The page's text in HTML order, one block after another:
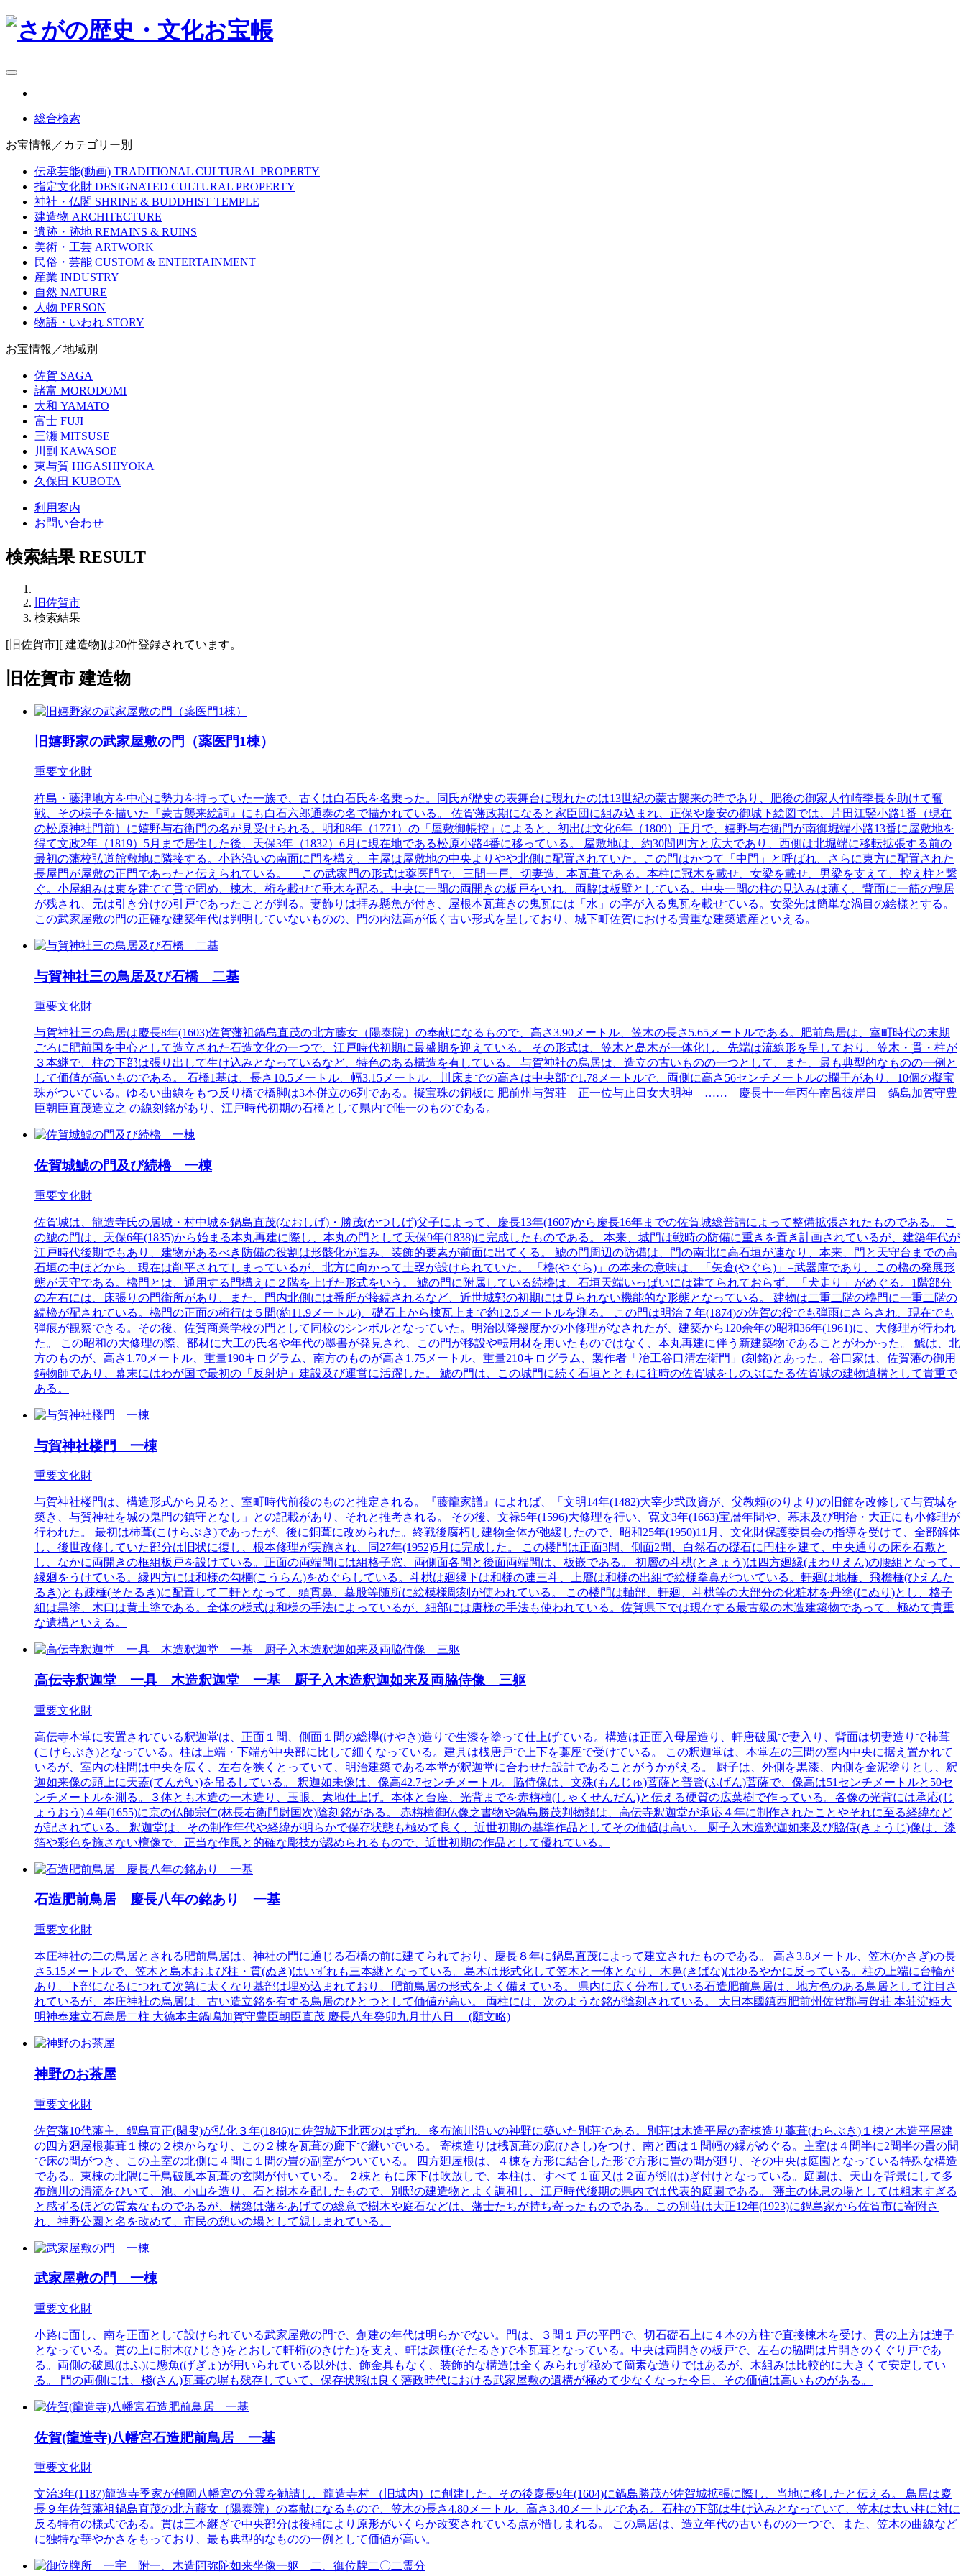
総合検索
お宝情報／カテゴリー別
伝承芸能(動画) TRADITIONAL CULTURAL PROPERTY
指定文化財 DESIGNATED CULTURAL PROPERTY
神社・仏閣 SHRINE & BUDDHIST TEMPLE
建造物 ARCHITECTURE
遺跡・跡地 REMAINS & RUINS
美術・工芸 ARTWORK
民俗・芸能 CUSTOM & ENTERTAINMENT
産業 INDUSTRY
自然 NATURE
人物 PERSON
物語・いわれ STORY
お宝情報／地域別
佐賀 SAGA
諸富 MORODOMI
大和 YAMATO
富士 FUJI
三瀬 MITSUSE
川副 KAWASOE
東与賀 HIGASHIYOKA
久保田 KUBOTA
利用案内
お問い合わせ
検索結果 RESULT
旧佐賀市
検索結果
[旧佐賀市][ 建造物]は20件登録されています。
旧佐賀市 建造物
旧嬉野家の武家屋敷の門（薬医門1棟）
重要文化財
杵島・藤津地方を中心に勢力を持っていた一族で、古くは白石氏を名乗った。同氏が歴史の表舞台に現れたのは13世紀の蒙古襲来の時であり、肥後の御家人竹崎季長を助けて奮
戦、その様子を描いた『蒙古襲来絵詞』にも白石六郎通泰の名で描かれている。 佐賀藩政期になると家臣団に組み込まれ、正保や慶安の御城下絵図では、片田江竪小路1番（現在
の松原神社門前）に嬉野与右衛門の名が見受けられる。明和8年（1771）の「屋敷御帳控」によると、初出は文化6年（1809）正月で、嬉野与右衛門が南御堀端小路13番に屋敷地を
得て文政2年（1819）5月まで居住した後、天保3年（1832）6月に現在地である松原小路4番に移っている。 屋敷地は、約30間四方と広大であり、西側は北堀端に移転拡張する前の
最初の藩校弘道館敷地に隣接する。小路沿いの南面に門を構え、主屋は屋敷地の中央よりやや北側に配置されていた。この門はかつて「中門」と呼ばれ、さらに東方に配置された
長屋門が屋敷の正門であったと伝えられている。 この武家門の形式は薬医門で、三間一戸、切妻造、本瓦葺である。本柱に冠木を載せ、女梁を載せ、男梁を支えて、控え柱と繋
ぐ。小屋組みは束を建てて貫で固め、棟木、桁を載せて垂木を配る。中央に一間の両開きの板戸をいれ、両脇は板壁としている。中央一間の柱の見込みは薄く、背面に一筋の鴨居
が残され、元は引き分けの引戸であったことが判る。妻飾りは拝み懸魚が付き、屋根本瓦葺きの鬼瓦には「水」の字が入る鬼瓦を載せている。女梁先は簡単な渦目の絵様とする。
この武家屋敷の門の正確な建築年代は判明していないものの、門の内法高が低く古い形式を呈しており、城下町佐賀における貴重な建築遺産といえる。
与賀神社三の鳥居及び石橋 二基
重要文化財
与賀神社三の鳥居は慶長8年(1603)佐賀藩祖鍋島直茂の北方藤女（陽泰院）の奉献になるもので、高さ3.90メートル、笠木の長さ5.65メートルである。肥前鳥居は、室町時代の末期
ごろに肥前国を中心として造立された石造文化の一つで、江戸時代初期に最盛期を迎えている。 その形式は、笠木と島木が一体化し、先端は流線形を呈しており、笠木・貫・柱が
３本継で、柱の下部は張り出して生け込みとなっているなど、特色のある構造を有している。 与賀神社の烏居は、造立の古いものの一つとして、また、最も典型的なものの一例と
して価値が高いものである。 石橋1基は、長さ10.5メートル、幅3.15メートル、川床までの高さは中央部で1.78メートルで、両側に高さ56センチメートルの欄干があり、10個の擬宝
珠がついている。ゆるい曲線をもつ反り橋で橋脚は3本併立の6列である。擬宝珠の銅板に 肥前州与賀荘 正一位与止日女大明神 …… 慶長十一年丙午南呂彼岸日 鍋島加賀守豊
臣朝臣直茂造立之 の線刻銘があり、江戸時代初期の石橋として県内で唯一のものである。
佐賀城鯱の門及び続櫓 一棟
重要文化財
佐賀城は、龍造寺氏の居城・村中城を鍋島直茂(なおしげ)・勝茂(かつしげ)父子によって、慶長13年(1607)から慶長16年までの佐賀城総普請によって整備拡張されたものである。 こ
の鯱の門は、天保6年(1835)から始まる本丸再建に際し、本丸の門として天保9年(1838)に完成したものである。 本来、城門は戦時の防備に重きを置き計画されているが、建築年代が
江戸時代後期でもあり、建物があるべき防備の役割は形骸化が進み、装飾的要素が前面に出てくる。 鯱の門周辺の防備は、門の南北に高石垣が連なり、本来、門と天守台までの高
石垣の中ほどから、現在は削平されてしまっているが、北方に向かって土塁が設けられていた。 「櫓(やぐら)」の本来の意味は、「矢倉(やぐら)」=武器庫であり、この櫓の発展形
態が天守である。櫓門とは、通用する門構えに２階を上げた形式をいう。 鯱の門に附属している続櫓は、石垣天端いっぱいには建てられておらず、「犬走り」がめぐる。1階部分
の左右には、床張りの門衛所があり、また、門内北側には番所が接続されるなど、近世城郭の初期には見られない機能的な形態となっている。 建物は二重二階の櫓門に一重二階の
続櫓が配されている。櫓門の正面の桁行は５間(約11.9メートル)、礎石上から棟瓦上まで約12.5メートルを測る。 この門は明治７年(1874)の佐賀の役でも弾雨にさらされ、現在でも
弾痕が観察できる。その後、佐賀商業学校の門として同校のシンボルとなっていた。明治以降幾度かの小修理がなされたが、建築から120余年の昭和36年(1961)に、大修理が行われ
た。 この昭和の大修理の際、部材に大工の氏名や年代の墨書が発見され、この門が移設や転用材を用いたものではなく、本丸再建に伴う新建築物であることがわかった。 鯱は、北
方のものが、高さ1.70メートル、重量190キログラム、南方のものが高さ1.75メートル、重量210キログラム、製作者「冶工谷口清左衛門」(刻銘)とあった。谷口家は、佐賀藩の御用
鋳物師であり、幕末にはわが国で最初の「反射炉」建設及び運営に活躍した。 鯱の門は、この城門に続く石垣とともに往時の佐賀城をしのぶにたる佐賀城の建物遺構として貴重で
ある。
与賀神社楼門 一棟
重要文化財
与賀神社楼門は、構造形式から見ると、室町時代前後のものと推定される。『藤龍家譜』によれば、「文明14年(1482)大宰少弐政資が、父教頼(のりより)の旧館を改修して与賀城を
築き、与賀神社を城の鬼門の鎮守となし」との記載があり、それと推考される。 その後、文禄5年(1596)大修理を行い、寛文3年(1663)宝暦年間や、幕末及び明治・大正にも小修理が
行われた。 最初は柿葺(こけらぶき)であったが、後に銅葺に改められた。終戦後腐朽し建物全体が弛緩したので、昭和25年(1950)11月、文化財保護委員会の指導を受けて、全部解体
し、後世改修していた部分は旧状に復し、根本修理が実施され、同27年(1952)5月に完成した。 この楼門は正面3間、側面2間、白然石の礎石に円柱を建て、中央通りの床を石敷と
し、なかに両開きの框組板戸を設けている。正面の両端間には組格子窓、両側面各間と後面両端間は、板嵌である。 初層の斗栱(ときょう)は四方廻縁(まわりえん)の腰組となって、
縁廻をうけている。縁四方には和様の勾欄(こうらん)をめぐらしている。斗栱は廻縁下は和様の連三斗、上層は和様の出組で絵様拳鼻がついている。軒廻は地棰、飛檐棰(ひえんた
るき)とも疎棰(そたるき)に配置して二軒となって、頭貫鼻、墓股等随所に絵模様彫刻が使われている。 この楼門は軸部、軒廻、斗栱等の大部分の化粧材を丹塗(にぬり)とし、格子
組は黒塗、木口は黄土塗である。全体の様式は和様の手法によっているが、細部には唐様の手法も使われている。佐賀県下では現存する最古級の木造建築物であって、極めて貴重
な遺構といえる。
高伝寺釈迦堂 一具 木造釈迦堂 一基 厨子入木造釈迦如来及両脇侍像 三躯
重要文化財
高伝寺本堂に安置されている釈迦堂は、正面１間、側面１間の総欅(けやき)造りで生漆を塗って仕上げている。構造は正面入母屋造り、軒唐破風で妻入り、背面は切妻造りで柿葺
(こけらぶき)となっている。柱は上端・下端が中央部に比して細くなっている。建具は桟唐戸で上下を藁座で受けている。 この釈迦堂は、本堂左の三間の室内中央に据え置かれて
いるが、室内の柱間は中央を広く、左右を狭くとっていて、明治建築である本堂が釈迦堂に合わせた設計であることがうかがえる。 厨子は、外側を黒漆、内側を金泥塗りとし、釈
迦如来像の頭上に天蓋(てんがい)を吊るしている。 釈迦如未像は、像高42.7センチメートル。脇侍像は、文殊(もんじゅ)菩薩と普賢(ふげん)菩薩で、像高は51センチメートルと50セ
ンチメートルを測る。３体とも木造の一木造り、玉眼、素地仕上げ。本体と台座、光背までを赤栴檀(しゃくせんだん)と伝える硬質の広葉樹で作っている。各像の光背には承応(じ
ょうおう)４年(1655)に京の仏師宗仁(林長右衛門尉国次)陰刻銘がある。 赤栴檀御仏像之書物や鍋島勝茂判物類は、高伝寺釈迦堂が承応４年に制作されたことやそれに至る経緯など
が記されている。 釈迦堂は、その制作年代や経緯が明らかで保存状態も極めて良く、近世初期の基準作品としてその価値は高い。 厨子入木造釈迦如来及び脇侍(きょうじ)像は、漆
箔や彩色を施さない檀像で、正当な作風と的確な彫技が認められるもので、近世初期の作品として優れている。
石造肥前鳥居 慶長八年の銘あり 一基
重要文化財
本庄神社の二の鳥居とされる肥前鳥居は、神社の門に通じる石橋の前に建てられており、慶長８年に鍋島直茂によって建立されたものである。 高さ3.8メートル、笠木(かさぎ)の長
さ5.15メートルで、笠木と島木および柱・貫(ぬき)はいずれも三本継となっている。島木は形式化して笠木と一体となり、木鼻(きばな)はゆるやかに反っている。柱の上端に台輪が
あり、下部になるにつれて次第に太くなり基部は埋め込まれており、肥前鳥居の形式をよく備えている。 県内に広く分布している石造肥前鳥居は、地方色のある鳥居として注目さ
れているが、本庄神社の烏居は、古い造立銘を有する鳥居のひとつとして価値が高い。 両柱には、次のような銘が陰刻されている。 大日本國鎮西肥前州佐賀郡与賀荘 本荘淀姫大
明神奉建立石烏居二柱 大徳本主鍋鳴加賀守豊臣朝臣直茂 慶長八年癸卯九月廿八日 (願文略)
神野のお茶屋
重要文化財
佐賀藩10代藩主、鍋島直正(閑叟)が弘化３年(1846)に佐賀城下北西のはずれ、多布施川沿いの神野に築いた別荘である。別荘は木造平屋の寄棟造り藁葺(わらぶき)１棟と木造平屋建
の四方廻屋根藁葺１棟の２棟からなり、この２棟を瓦葺の廊下で継いでいる。 寄棟造りは桟瓦葺の庇(ひさし)をつけ、南と西は１間幅の縁がめぐる。主室は４間半に2間半の畳の間
で床の間がつき、この主室の北側に４間に１間の畳の副室がついている。 四方廻屋根は、４棟を方形に結合した形で方形に畳の間が廻り、その中央は庭園となっている特殊な構造
である。東棟の北隅に千鳥破風本瓦葺の玄関が付いている。 ２棟ともに床下は吹放しで、本柱は、すべて１面又は２面が矧(は)ぎ付けとなっている。庭園は、天山を背景にして多
布施川の清流をひいて、池、小山を造り、石と樹木を配したもので、別邸の建造物とよく調和し、江戸時代後期の県内では代表的庭園である。 藩主の休息の場としては粗末すぎる
と感ずるほどの質素なものであるが、構築は藩をあげての総意で樹木や庭石などは、藩士たちが持ち寄ったものである。この別荘は大正12年(1923)に鍋島家から佐賀市に寄附さ
れ、神野公園と名を改めて、市民の憩いの場として親しまれている。
武家屋敷の門 一棟
重要文化財
小路に面し、南を正面として設けられている武家屋敷の門で、創建の年代は明らかでない。門は、３間１戸の平門で、切石礎石上に４本の方柱で直接棟木を受け、貫の上方は連子
となっている。貫の上に肘木(ひじき)をとおして軒桁(のきけた)を支え、軒は疎棰(そたるき)で本瓦葺となっている。中央は両開きの板戸で、左右の脇間は片開きのくぐり戸であ
る。両側の破風(はふ)に懸魚(げぎょ)が用いられている以外は、飾金具もなく、装飾的な構造は全くみられず極めて簡素な造りではあるが、木組みは比較的に大きくて安定してい
る。 門の両側には、棧(さん)瓦葺の塀も残存していて、保存状態は良く藩政時代における武家屋敷の遺構が極めて少なくなった今日、その価値は高いものがある。
佐賀(龍造寺)八幡宮石造肥前鳥居 一基
重要文化財
文治3年(1187)龍造寺季家が鶴岡八幡宮の分霊を勧請し、龍造寺村 （旧城内）に創建した。その後慶長9年(1604)に鍋島勝茂が佐賀城拡張に際し、当地に移したと伝える。 鳥居は慶
長９年佐賀藩祖鍋島直茂の北方藤女（陽泰院）の奉献になるもので、笠木の長さ4.80メートル、高さ3.40メートルである。石柱の下部は生け込みとなっていて、笠木は太い柱に対に
反る特有の様式である。貫は三本継ぎで中央部分は後補により原形がいくらか改変されている点が惜しまれる。 この烏居は、造立年代の古いものの一つで、また、笠木の曲線など
に独特な華やかさをもっており、最も典型的なものの一例として価値が高い。